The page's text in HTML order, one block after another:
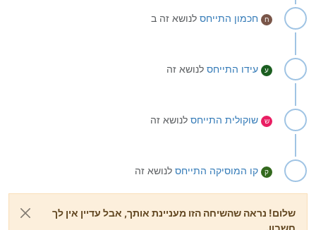
ח חכמון התייחס לנושא זה ב
ע עידו התייחס לנושא זה
ש שוקולית התייחס לנושא זה
ק קו המוסיקה התייחס לנושא זה
שלום! נראה שהשיחה הזו מעניינת אותך, אבל עדיין אין לך